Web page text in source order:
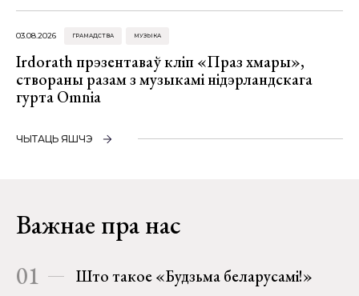
03.08.2026 ГРАМАДСТВА МУЗЫКА
Irdorath прэзентаваў кліп «Праз хмары»,
створаны разам з музыкамі нідэрландскага
гурта Omnia
ЧЫТАЦЬ ЯШЧЭ
Важнае пра нас
01 Што такое «Будзьма беларусамі!»